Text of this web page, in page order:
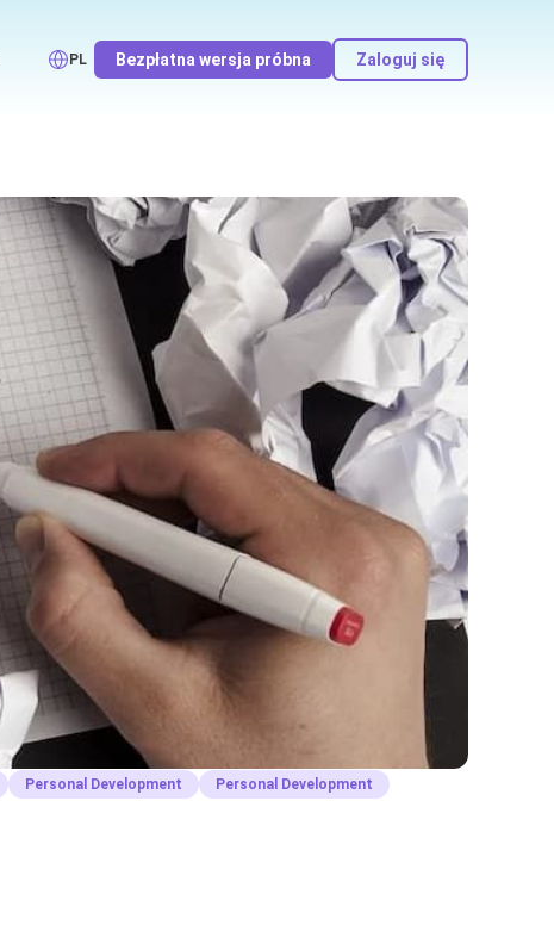
PL Bezpłatna wersja próbna Zaloguj się
Personal Development
Personal Development